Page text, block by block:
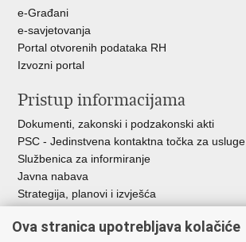
e-Građani
e-savjetovanja
Portal otvorenih podataka RH
Izvozni portal
Pristup informacijama
Dokumenti, zakonski i podzakonski akti
PSC - Jedinstvena kontaktna točka za usluge
Službenica za informiranje
Javna nabava
Strategija, planovi i izvješća
Ova stranica upotrebljava kolačiće